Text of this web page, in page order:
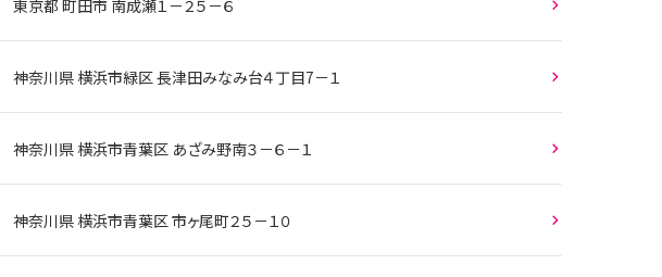
東京都 町田市 南成瀬１－２５－６
神奈川県 横浜市緑区 長津田みなみ台４丁目7－１
神奈川県 横浜市青葉区 あざみ野南３－６－１
神奈川県 横浜市青葉区 市ヶ尾町２５－１０